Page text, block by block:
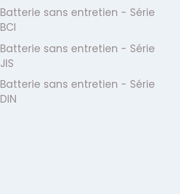
Batterie sans entretien - Série
BCI
Batterie sans entretien - Série
JIS
Batterie sans entretien - Série
DIN